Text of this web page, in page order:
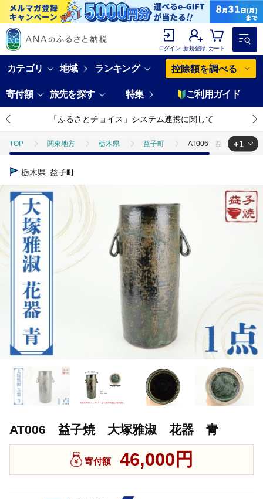
ログイン 新規登録 カート
カテゴリ 地域 ランキング 控除額を調べる
寄付額 旅先を探す 特集 ご利用ガイド
「ふるさとチョイス」システム連携に関して
TOP 関東地方 栃木県 益子町 AT006 益子焼 大塚
TOP
+1
栃木県 益子町
AT006 益子焼 大塚雅淑 花器 青
寄付額 46,000円